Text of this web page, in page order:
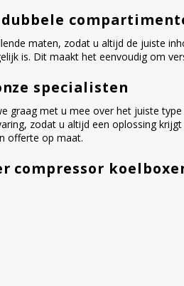
maten, zodat u altijd de juiste
is. Dit maakt het eenvoudig om
specialisten
graag met u mee over het juiste
zodat u altijd een oplossing
offerte op maat.
compressor